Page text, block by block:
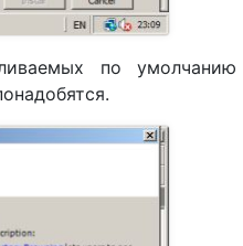
по